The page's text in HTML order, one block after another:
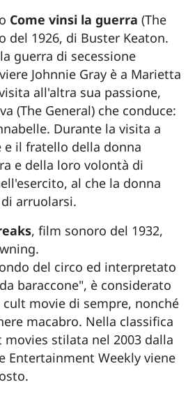
Come vinsi la guerra (The
del 1926, di Buster Keaton.
guerra di secessione
Johnnie Gray è a Marietta
all'altra sua passione,
(The General) che conduce:
Durante la visita a
e il fratello della donna
e della loro volontà di
al che la donna
arruolarsi.
, film sonoro del 1932,
del circo ed interpretato
baraccone", è considerato
movie di sempre, nonché
macabro. Nella classifica
stilata nel 2003 dalla
Entertainment Weekly viene